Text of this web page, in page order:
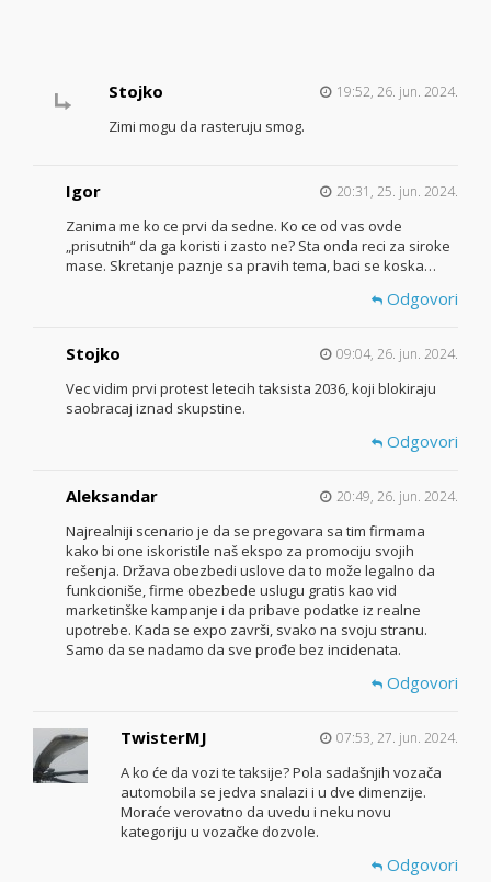
Stojko 19:52, 26. jun. 2024.
Zimi mogu da rasteruju smog.
Igor 20:31, 25. jun. 2024.
Zanima me ko ce prvi da sedne. Ko ce od vas ovde
„prisutnih“ da ga koristi i zasto ne? Sta onda reci za siroke
mase. Skretanje paznje sa pravih tema, baci se koska…
Odgovori
Stojko 09:04, 26. jun. 2024.
Vec vidim prvi protest letecih taksista 2036, koji blokiraju
saobracaj iznad skupstine.
Odgovori
Aleksandar 20:49, 26. jun. 2024.
Najrealniji scenario je da se pregovara sa tim firmama
kako bi one iskoristile naš ekspo za promociju svojih
rešenja. Država obezbedi uslove da to može legalno da
funkcioniše, firme obezbede uslugu gratis kao vid
marketinške kampanje i da pribave podatke iz realne
upotrebe. Kada se expo završi, svako na svoju stranu.
Samo da se nadamo da sve prođe bez incidenata.
Odgovori
TwisterMJ 07:53, 27. jun. 2024.
A ko će da vozi te taksije? Pola sadašnjih vozača
automobila se jedva snalazi i u dve dimenzije.
Moraće verovatno da uvedu i neku novu
kategoriju u vozačke dozvole.
Odgovori